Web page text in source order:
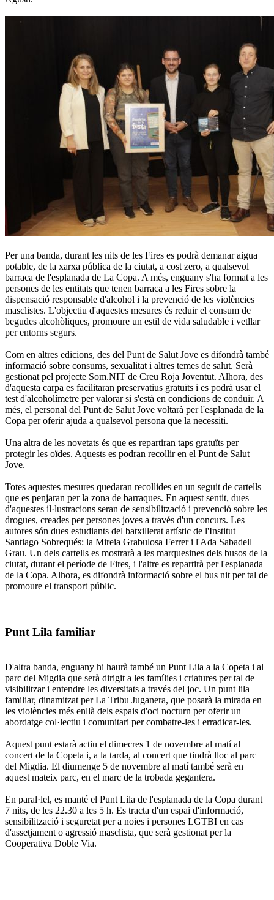
Per una banda, durant les nits de les Fires es podrà demanar aigua
potable, de la xarxa pública de la ciutat, a cost zero, a qualsevol
barraca de l'esplanada de La Copa. A més, enguany s'ha format a les
persones de les entitats que tenen barraca a les Fires sobre la
dispensació responsable d'alcohol i la prevenció de les violències
masclistes. L'objectiu d'aquestes mesures és reduir el consum de
begudes alcohòliques, promoure un estil de vida saludable i vetllar
per entorns segurs.
Com en altres edicions, des del Punt de Salut Jove es difondrà també
informació sobre consums, sexualitat i altres temes de salut. Serà
gestionat pel projecte Som.NIT de Creu Roja Joventut. Alhora, des
d'aquesta carpa es facilitaran preservatius gratuïts i es podrà usar el
test d'alcoholímetre per valorar si s'està en condicions de conduir. A
més, el personal del Punt de Salut Jove voltarà per l'esplanada de la
Copa per oferir ajuda a qualsevol persona que la necessiti.
Una altra de les novetats és que es repartiran taps gratuïts per
protegir les oïdes. Aquests es podran recollir en el Punt de Salut
Jove.
Totes aquestes mesures quedaran recollides en un seguit de cartells
que es penjaran per la zona de barraques. En aquest sentit, dues
d'aquestes il·lustracions seran de sensibilització i prevenció sobre les
drogues, creades per persones joves a través d'un concurs. Les
autores són dues estudiants del batxillerat artístic de l'Institut
Santiago Sobrequés: la Mireia Grabulosa Ferrer i l'Ada Sabadell
Grau. Un dels cartells es mostrarà a les marquesines dels busos de la
ciutat, durant el període de Fires, i l'altre es repartirà per l'esplanada
de la Copa. Alhora, es difondrà informació sobre el bus nit per tal de
promoure el transport públic.
Punt Lila familiar
D'altra banda, enguany hi haurà també un Punt Lila a la Copeta i al
parc del Migdia que serà dirigit a les famílies i criatures per tal de
visibilitzar i entendre les diversitats a través del joc. Un punt lila
familiar, dinamitzat per La Tribu Juganera, que posarà la mirada en
les violències més enllà dels espais d'oci nocturn per oferir un
abordatge col·lectiu i comunitari per combatre-les i erradicar-les.
Aquest punt estarà actiu el dimecres 1 de novembre al matí al
concert de la Copeta i, a la tarda, al concert que tindrà lloc al parc
del Migdia. El diumenge 5 de novembre al matí també serà en
aquest mateix parc, en el marc de la trobada gegantera.
En paral·lel, es manté el Punt Lila de l'esplanada de la Copa durant
7 nits, de les 22.30 a les 5 h. Es tracta d'un espai d'informació,
sensibilització i seguretat per a noies i persones LGTBI en cas
d'assetjament o agressió masclista, que serà gestionat per la
Cooperativa Doble Via.